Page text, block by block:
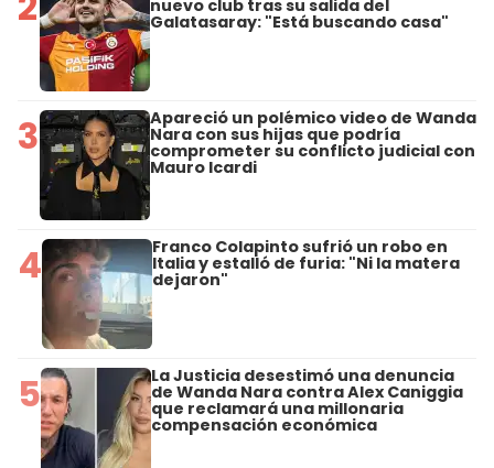
nuevo club tras su salida del
Galatasaray: "Está buscando casa"
3 Apareció un polémico video de Wanda
Nara con sus hijas que podría
comprometer su conflicto judicial con
Mauro Icardi
4 Franco Colapinto sufrió un robo en
Italia y estalló de furia: "Ni la matera
dejaron"
5 La Justicia desestimó una denuncia
de Wanda Nara contra Alex Caniggia
que reclamará una millonaria
compensación económica